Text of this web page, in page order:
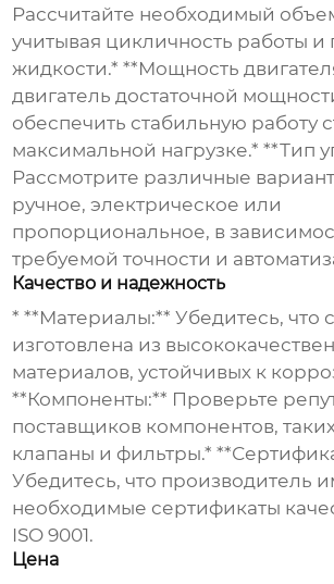
Рассчитайте необходимый
учитывая цикличность работы и
жидкости.* **Мощность
двигатель достаточной
обеспечить стабильную работу
максимальной нагрузке.* **Тип
Рассмотрите различные
ручное, электрическое или
пропорциональное, в
требуемой точности и
Качество и надежность
* **Материалы:** Убедитесь, что
изготовлена из
материалов, устойчивых к
**Компоненты:** Проверьте
поставщиков компонентов,
клапаны и фильтры.*
Убедитесь, что производитель
необходимые сертификаты
ISO 9001.
Цена